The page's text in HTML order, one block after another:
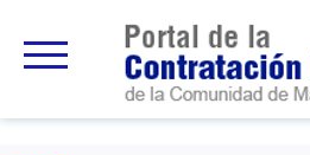
principal